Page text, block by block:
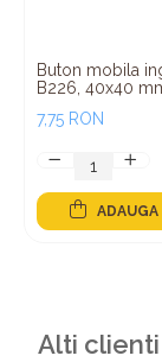
Buton mobila
B226, 40x40
7,75 RON
Alti